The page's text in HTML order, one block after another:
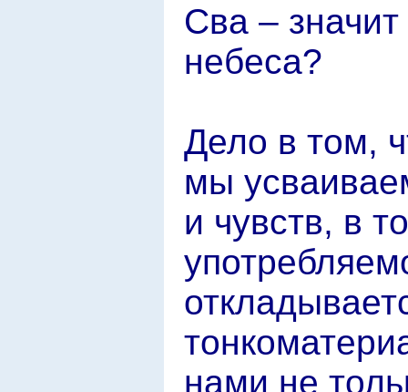
Сва –
небеса?
Дело в том,
мы
и чувств, в
нами не